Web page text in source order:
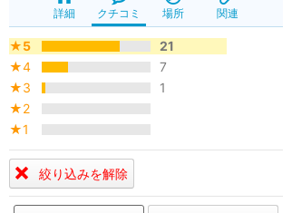
詳細 クチコミ 場所 関連
★5
21
★4
7
★3
1
★2
★1
絞り込みを解除